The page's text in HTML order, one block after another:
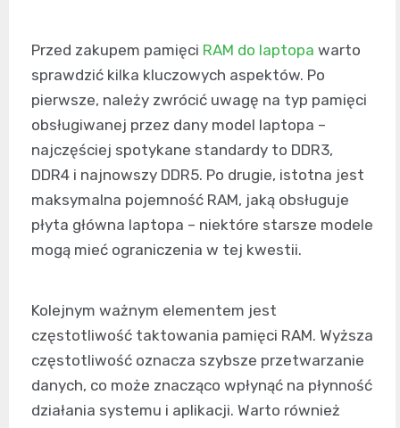
Przed zakupem pamięci RAM do laptopa warto
sprawdzić kilka kluczowych aspektów. Po
pierwsze, należy zwrócić uwagę na typ pamięci
obsługiwanej przez dany model laptopa –
najczęściej spotykane standardy to DDR3,
DDR4 i najnowszy DDR5. Po drugie, istotna jest
maksymalna pojemność RAM, jaką obsługuje
płyta główna laptopa – niektóre starsze modele
mogą mieć ograniczenia w tej kwestii.
Kolejnym ważnym elementem jest
częstotliwość taktowania pamięci RAM. Wyższa
częstotliwość oznacza szybsze przetwarzanie
danych, co może znacząco wpłynąć na płynność
działania systemu i aplikacji. Warto również